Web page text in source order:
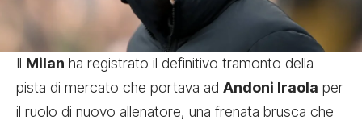
Il Milan ha registrato il definitivo tramonto della
pista di mercato che portava ad Andoni Iraola per
il ruolo di nuovo allenatore, una frenata brusca che